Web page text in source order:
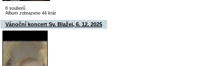
6 souborů
Album zobrazeno 44 krát
Vánoční koncert Sv. Blažej, 6. 12. 2025